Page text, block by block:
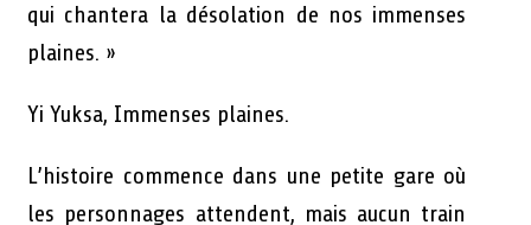
qui chantera la désolation de nos immenses
plaines. »
Yi Yuksa, Immenses plaines.
L’histoire commence dans une petite gare où
les personnages attendent, mais aucun train